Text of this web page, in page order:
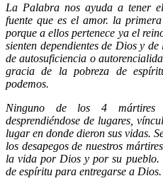
La Palabra nos ayuda a tener
fuente que es el amor. la
porque a ellos pertenece ya el
sienten dependientes de Dios y
de autosuficiencia o
gracia de la pobreza de
podemos.
Ninguno de los 4
desprendiéndose de lugares,
lugar en donde dieron sus vidas.
los desapegos de nuestros
la vida por Dios y por su pueblo.
de espíritu para entregarse a Dios.